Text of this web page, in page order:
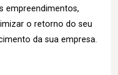
empreendimentos,
o retorno do seu
da sua empresa.